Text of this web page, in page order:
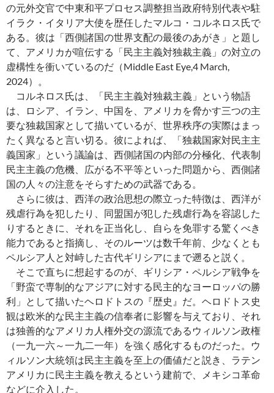
の元外交官で中東和平プロセス調整担当政府特別代表や駐
イラク・イタリア大使を歴任したマルコ・コルネロス氏で
ある。彼は「西側諸国の世界支配の最後のあがき」と題し
て、アメリカが喧伝する「民主主義対独裁主義」の対立の
虚構性を衝いているのだ（Middle East Eye,4 March,
2024）。
コルネロス氏は、「民主主義対独裁主義」という物語
は、ロシア、イラン、中国を、アメリカを脅かす三つの主
要な独裁国家として描いているが、世界秩序の実際はまっ
たく異なると言い切る。彼によれば、「独裁国家対民主主
義国家」という議論は、西側諸国の内部の分極化、代表制
民主主義の危機、広がる不平等といった問題から、西側諸
国の人々の注意をそらすための武器である。
さらに彼は、西洋の政治思想の際立った特徴は、西洋が
残虐行為を犯したり、同盟国が犯した残虐行為を容認した
りするときに、それを正当化し、自らを免罪する驚くべき
能力であると指摘し、そのルーツは数千年前、少なくとも
ペルシア人と対峙した古代ギリシアにまで遡ると説く。
そこで直ちに想起するのが、ギリシア・ペルシア戦争を
「野蛮で専制的なアジアに対する民主的なヨーロッパの勝
利」として描いたヘロドトスの『歴史』だ。ヘロドトス史
観は欧米的な民主主義の信奉者に影響を与えており、それ
は独善的なアメリカ人権外交の源流であるウィルソン政権
（一九一六～一九二一年）を強く感化するものだった。ウ
ィルソン大統領は民主主義を至上の価値だと説き、ラテン
アメリカに民主主義を教えるという建前で、メキシコ革命
などに介入した。